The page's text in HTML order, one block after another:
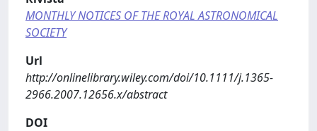
MONTHLY NOTICES OF THE ROYAL ASTRONOMICAL
SOCIETY
Url
http://onlinelibrary.wiley.com/doi/10.1111/j.1365-
2966.2007.12656.x/abstract
DOI